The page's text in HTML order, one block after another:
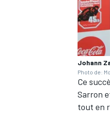
Johann
Photo de:
Ce
Sarron
tout en